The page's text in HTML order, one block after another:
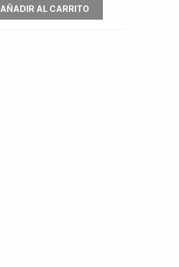
AÑADIR AL CARRITO